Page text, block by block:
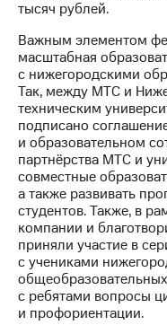
Уведомление
погашении
именных
облигаций
Другое
Регистратор
Реквизиты
Контакты
развитие
деловая этика
На главную
тысяч рублей.
Важным элементом
масштабная
с нижегородскими
Так, между МТС и
техническим
подписано
и образовательном
партнёрства МТС и
совместные
а также развивать
студентов. Также, в
компании и
приняли участие в
с учениками
с ребятами вопросы
и профориентации.